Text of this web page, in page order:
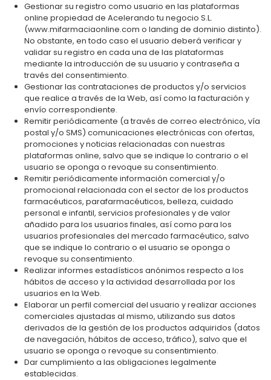
Gestionar su registro como usuario en las plataformas
online propiedad de Acelerando tu negocio S.L.
(www.mifarmaciaonline.com o landing de dominio distinto).
No obstante, en todo caso el usuario deberá verificar y
validar su registro en cada una de las plataformas
mediante la introducción de su usuario y contraseña a
través del consentimiento.
Gestionar las contrataciones de productos y/o servicios
que realice a través de la Web, así como la facturación y
envío correspondiente.
Remitir periódicamente (a través de correo electrónico, vía
postal y/o SMS) comunicaciones electrónicas con ofertas,
promociones y noticias relacionadas con nuestras
plataformas online, salvo que se indique lo contrario o el
usuario se oponga o revoque su consentimiento.
Remitir periódicamente información comercial y/o
promocional relacionada con el sector de los productos
farmacéuticos, parafarmacéuticos, belleza, cuidado
personal e infantil, servicios profesionales y de valor
añadido para los usuarios finales, así como para los
usuarios profesionales del mercado farmacéutico, salvo
que se indique lo contrario o el usuario se oponga o
revoque su consentimiento.
Realizar informes estadísticos anónimos respecto a los
hábitos de acceso y la actividad desarrollada por los
usuarios en la Web.
Elaborar un perfil comercial del usuario y realizar acciones
comerciales ajustadas al mismo, utilizando sus datos
derivados de la gestión de los productos adquiridos (datos
de navegación, hábitos de acceso, tráfico), salvo que el
usuario se oponga o revoque su consentimiento.
Dar cumplimiento a las obligaciones legalmente
establecidas.